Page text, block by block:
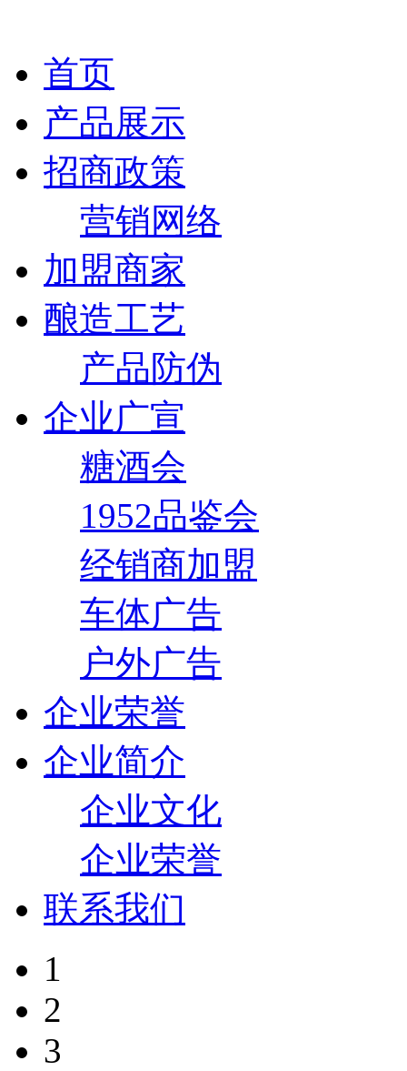
首页
产品展示
招商政策
营销网络
加盟商家
酿造工艺
产品防伪
企业广宣
糖酒会
1952品鉴会
经销商加盟
车体广告
户外广告
企业荣誉
企业简介
企业文化
企业荣誉
联系我们
1
2
3